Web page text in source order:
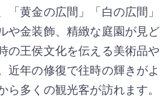
「黄金の広間」「白の広間」
や金装飾、精緻な庭園が見ど
の王侯文化を伝える美術品や
近年の修復で往時の輝きがよ
ら多くの観光客が訪れます。